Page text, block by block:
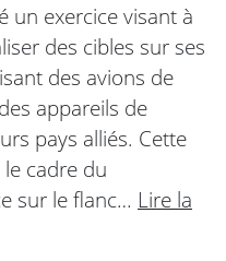
un exercice visant à
des cibles sur ses
des avions de
appareils de
pays alliés. Cette
le cadre du
sur le flanc… Lire la